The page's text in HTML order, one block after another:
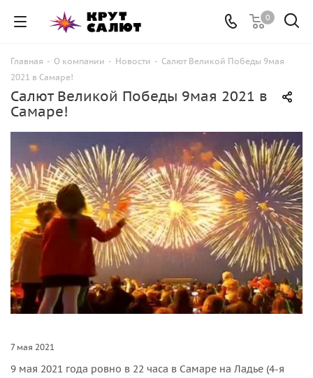
0
Главная - О компании - Новости - Салют Великой Победы 9мая
2021 в Самаре!
Салют Великой Победы 9мая 2021 в
Самаре!
7 мая 2021
9 мая 2021 года ровно в 22 часа в Самаре на Ладье (4-я